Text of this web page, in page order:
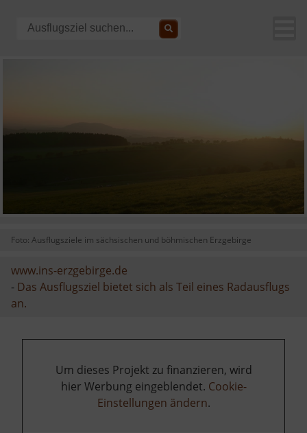
Foto: Ausflugsziele im sächsischen und böhmischen Erzgebirge
www.ins-erzgebirge.de
- Das Ausflugsziel bietet sich als Teil eines Radausflugs
an.
Um dieses Projekt zu finanzieren, wird
hier Werbung eingeblendet. Cookie-
Einstellungen ändern.